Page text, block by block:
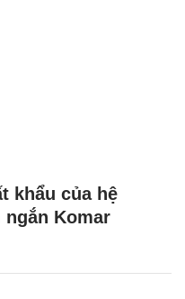
khẩu của hệ
Komar